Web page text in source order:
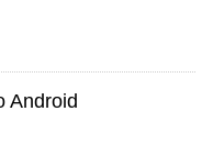
Android